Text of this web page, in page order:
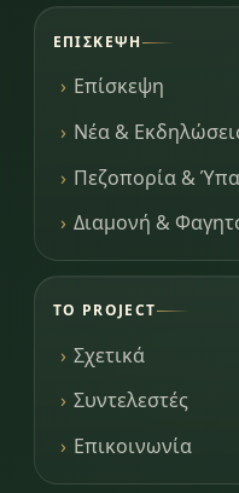
ΕΠΊΣΚΕΨΗ
Επίσκεψη
Νέα &
Πεζοπορία &
Διαμονή &
ΤΟ PROJECT
Σχετικά
Συντελεστές
Επικοινωνία